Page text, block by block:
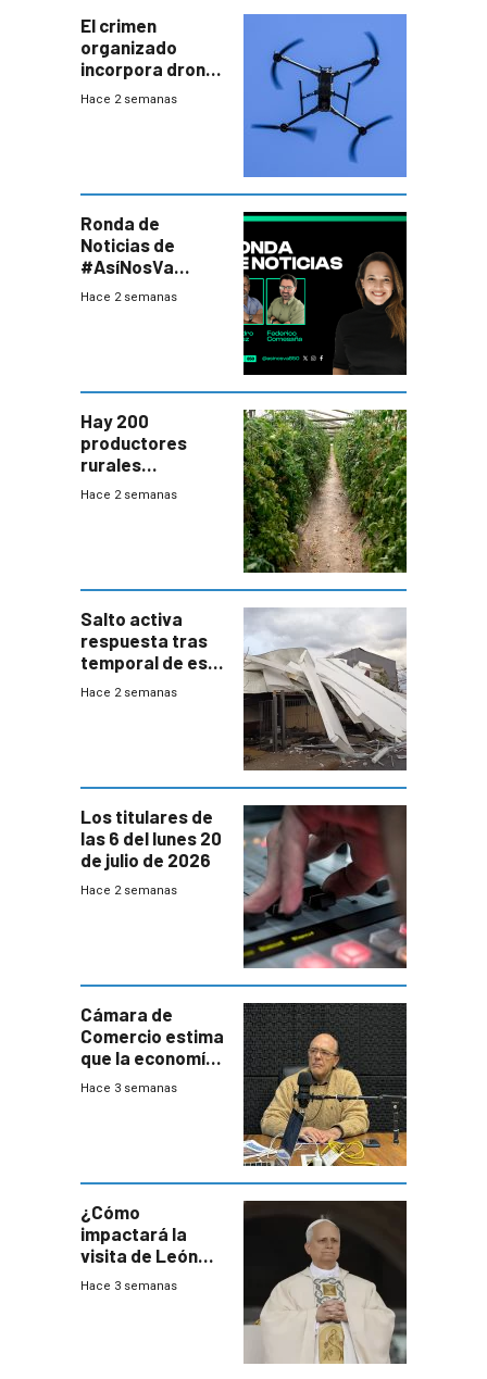
El crimen
organizado
incorpora drones
y abre un nuevo
Hace 2 semanas
Ronda de
Noticias de
#AsíNosVa
(20/7/26)
Hace 2 semanas
Hay 200
productores
rurales
afectados tras
Hace 2 semanas
Salto activa
respuesta tras
temporal de este
sábado con
Hace 2 semanas
Los titulares de
las 6 del lunes 20
de julio de 2026
Hace 2 semanas
Cámara de
Comercio estima
que la economía
crecerá 1,6%
Hace 3 semanas
¿Cómo
impactará la
visita de León
XIV a Uruguay?
Hace 3 semanas